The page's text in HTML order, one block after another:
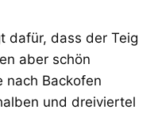
dafür, dass der Teig
aber schön
Backofen
und dreiviertel